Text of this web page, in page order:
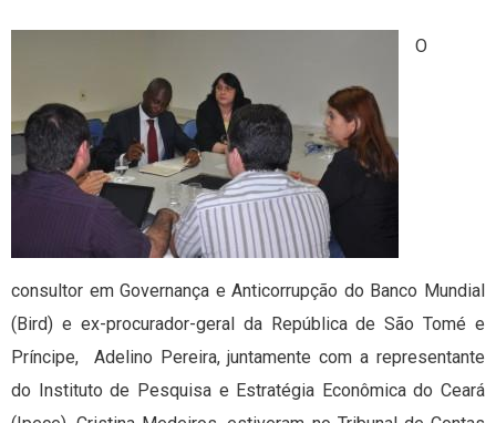
O
consultor em Governança e Anticorrupção do Banco Mundial
(Bird) e ex-procurador-geral da República de São Tomé e
Príncipe, Adelino Pereira, juntamente com a representante
do Instituto de Pesquisa e Estratégia Econômica do Ceará